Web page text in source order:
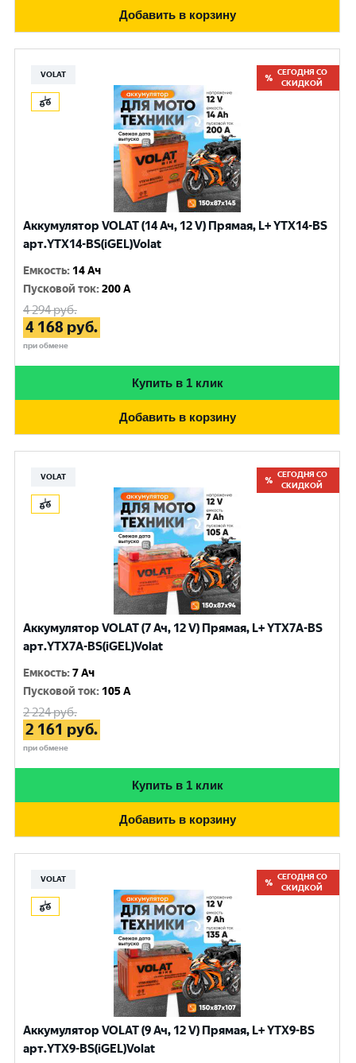
Добавить в корзину
VOLAT
СЕГОДНЯ СО
СКИДКОЙ
Аккумулятор VOLAT (14 Ач, 12 V) Прямая, L+ YTX14-BS
арт.YTX14-BS(iGEL)Volat
Емкость: 14 Ач
Пусковой ток:200 A
4 294руб.
4 168 руб.
при обмене
Купить в 1 клик
Добавить в корзину
VOLAT
СЕГОДНЯ СО
СКИДКОЙ
Аккумулятор VOLAT (7 Ач, 12 V) Прямая, L+ YTX7A-BS
арт.YTX7A-BS(iGEL)Volat
Емкость:7 Ач
Пусковой ток: 105 A
2 224руб.
2 161 руб.
при обмене
Купить в 1 клик
Добавить в корзину
VOLAT
СЕГОДНЯ СО
СКИДКОЙ
Аккумулятор VOLAT (9 Ач, 12 V) Прямая, L+ YTX9-BS
арт.YTX9-BS(iGEL)Volat